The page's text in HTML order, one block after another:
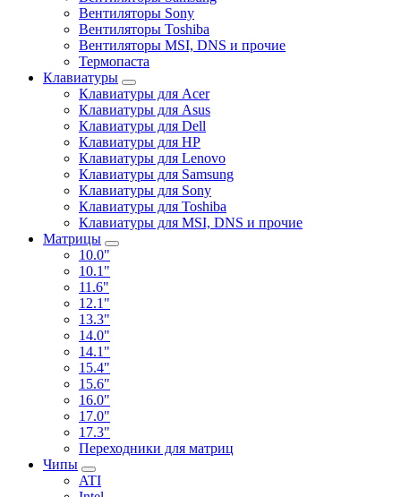
Вентиляторы Sony
Вентиляторы Toshiba
Вентиляторы MSI, DNS и прочие
Термопаста
Клавиатуры
Клавиатуры для Acer
Клавиатуры для Asus
Клавиатуры для Dell
Клавиатуры для HP
Клавиатуры для Lenovo
Клавиатуры для Samsung
Клавиатуры для Sony
Клавиатуры для Toshiba
Клавиатуры для MSI, DNS и прочие
Матрицы
10.0"
10.1"
11.6"
12.1"
13.3"
14.0"
14.1"
15.4"
15.6"
16.0"
17.0"
17.3"
Переходники для матриц
Чипы
ATI